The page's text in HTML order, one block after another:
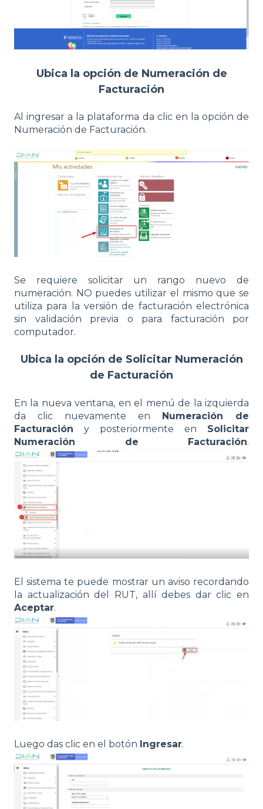
Ubica la opción de Numeración de
Facturación
Al ingresar a la plataforma da clic en la opción de
Numeración de Facturación.
Se requiere solicitar un rango nuevo de
numeración. NO puedes utilizar el mismo que se
utiliza para la versión de facturación electrónica
sin validación previa o para facturación por
computador.
Ubica la opción de Solicitar Numeración
de Facturación
En la nueva ventana, en el menú de la izquierda
da clic nuevamente en Numeración de
Facturación y posteriormente en Solicitar
Numeración de Facturación.
El sistema te puede mostrar un aviso recordando
la actualización del RUT, allí debes dar clic en
Aceptar.
Luego das clic en el botón Ingresar.